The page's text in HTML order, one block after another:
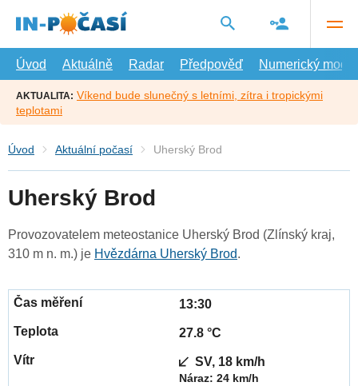
hlavní
Úvod
Aktuálně Radar Předpověď Numerický model
AKTUALITA: Víkend bude slunečný s letními, zítra i tropickými
teplotami
Úvod Aktuální počasí Uherský Brod
Uherský Brod
Provozovatelem meteostanice Uherský Brod (Zlínský kraj,
310 m n. m.) je Hvězdárna Uherský Brod.
13:30
27.8 °C
SV, 18 km/h
Náraz: 24 km/h